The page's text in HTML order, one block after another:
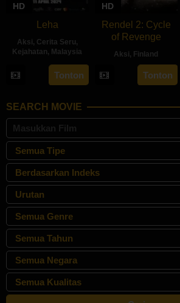
HD
Leha
Aksi, Cerita Seru,
Kejahatan, Malaysia
11
Apr
Azaromi
Ghozali
Tonton
HD
Rendel 2: Cycle
of Revenge
Aksi, Finland
28
Jun
Jesse
Haaja
Tonton
SEARCH MOVIE